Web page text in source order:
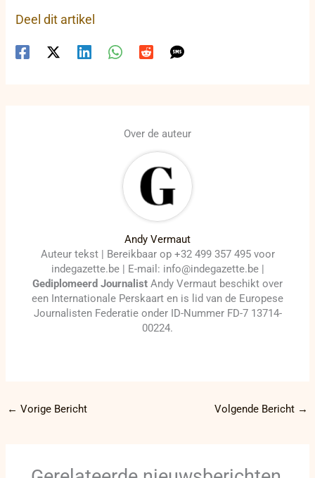
Deel dit artikel
Over de auteur
Andy Vermaut
Auteur tekst | Bereikbaar op +32 499 357 495 voor
indegazette.be | E-mail: info@indegazette.be |
Gediplomeerd Journalist Andy Vermaut beschikt over
een Internationale Perskaart en is lid van de Europese
Journalisten Federatie onder ID-Nummer FD-7 13714-
00224.
← Vorige Bericht Volgende Bericht →